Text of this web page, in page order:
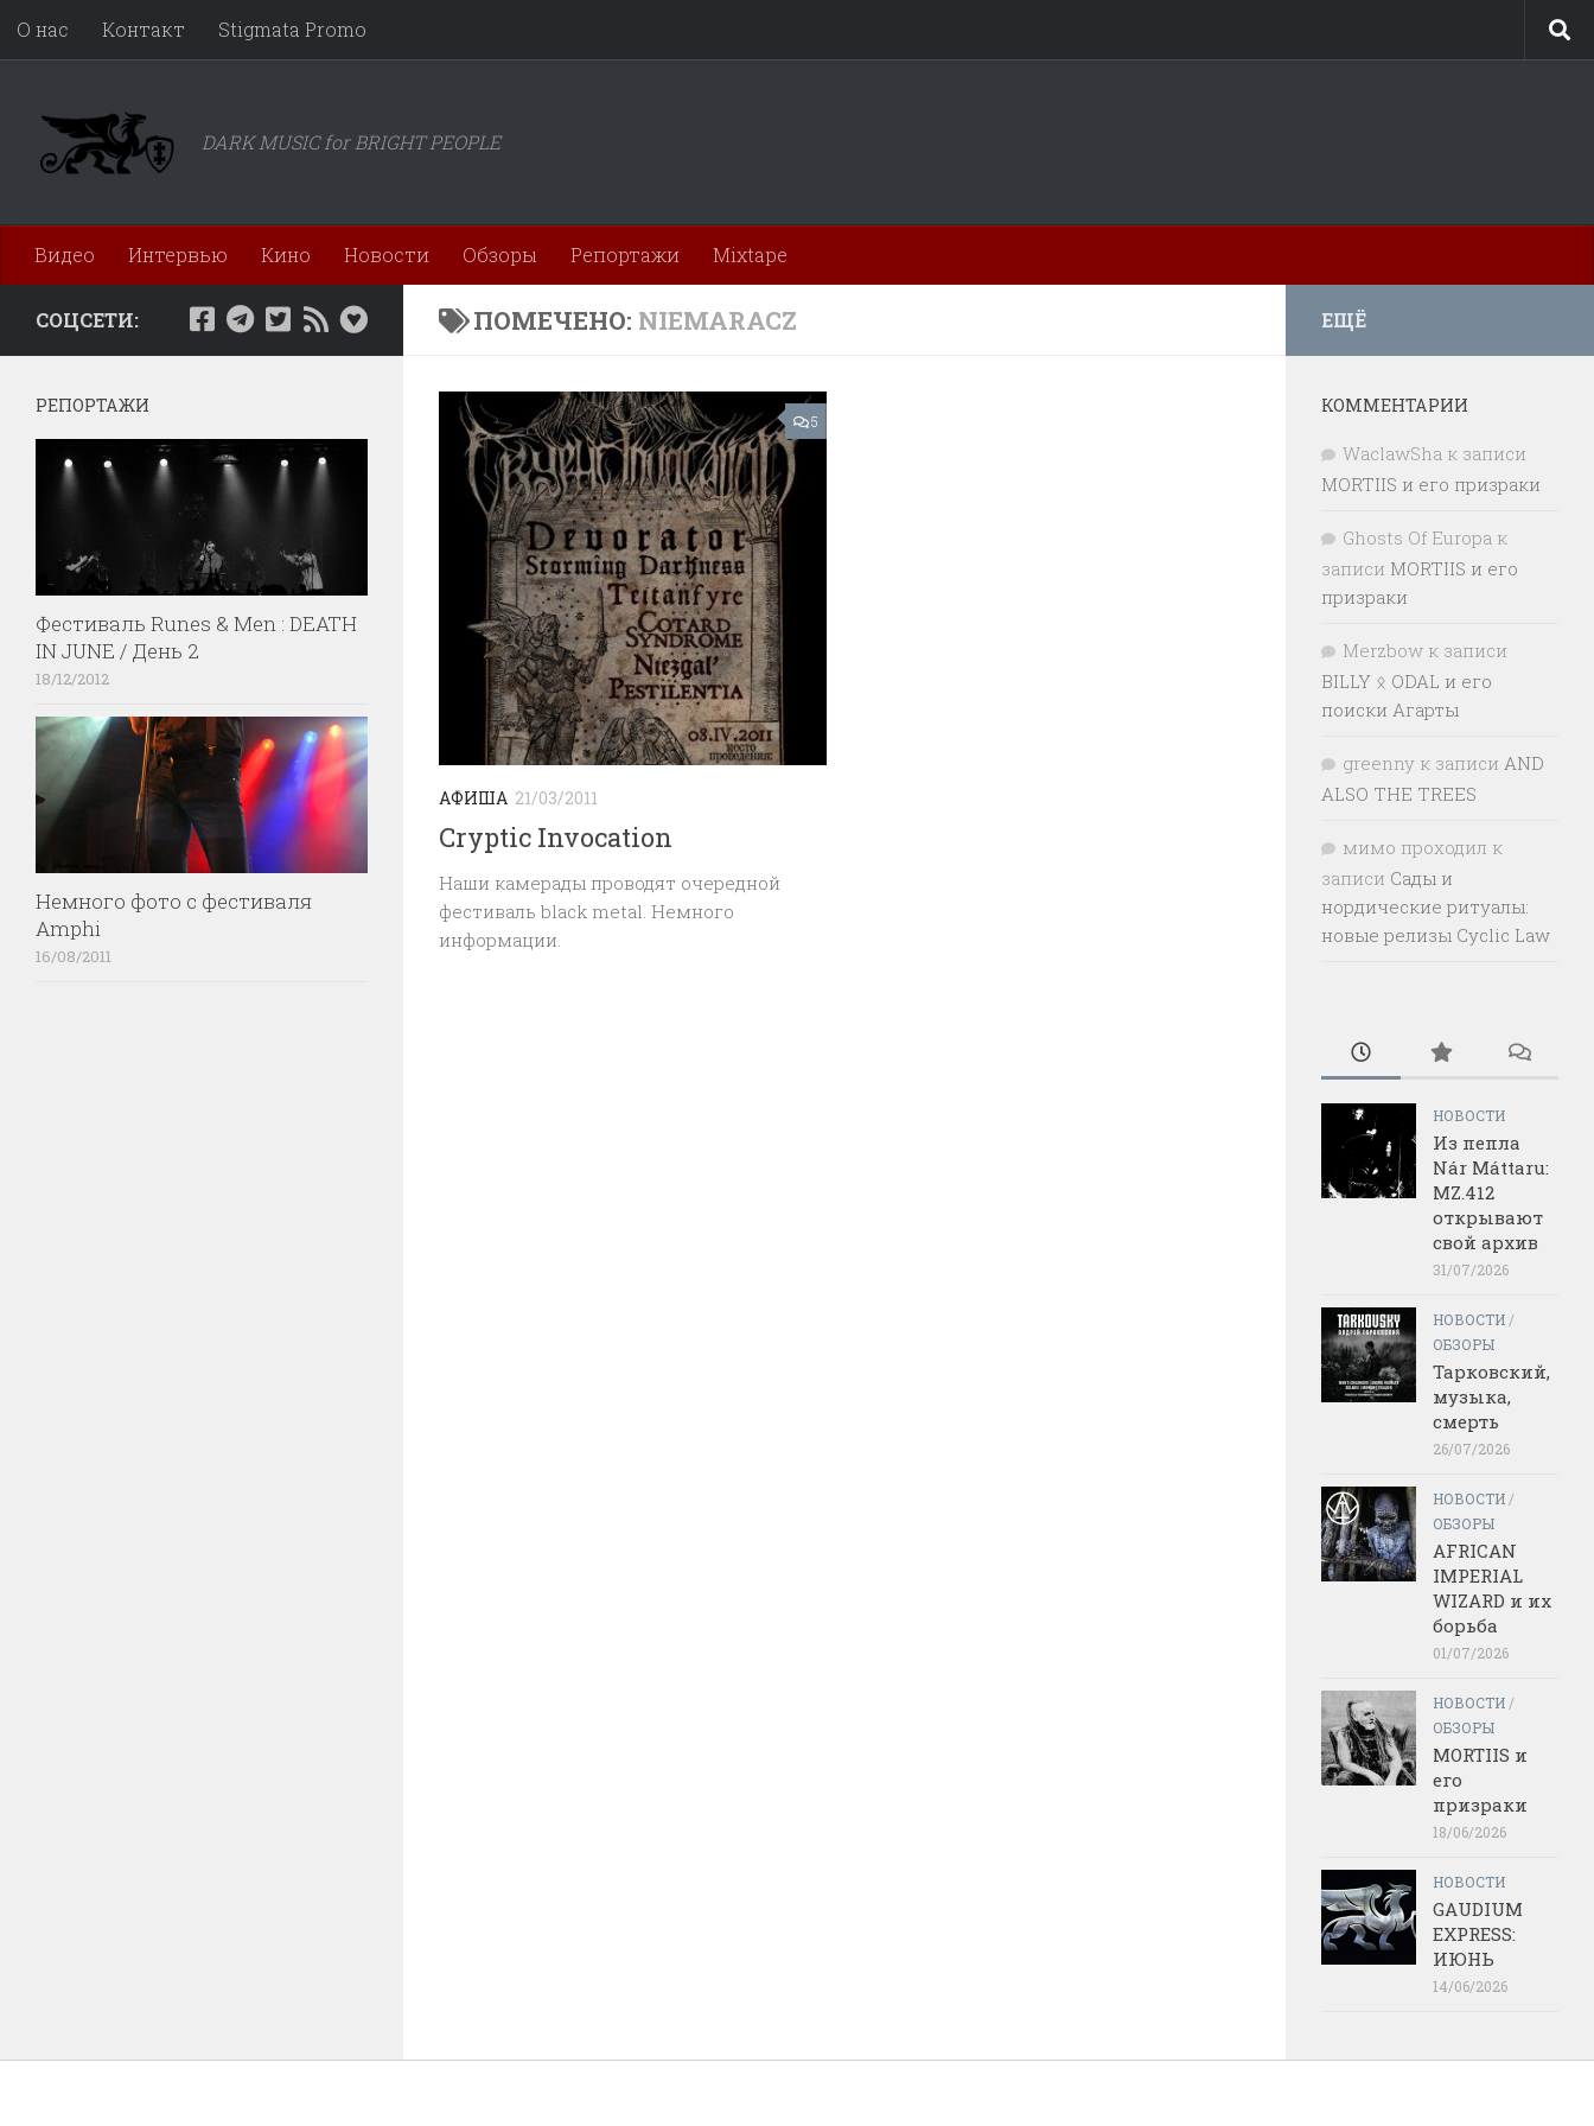
Перейти к содержимому
О нас Контакт Stigmata Promo
DARK MUSIC for BRIGHT PEOPLE
Видео Интервью Кино Новости Обзоры Репортажи Mixtape
ПОМЕЧЕНО: NIEMARACZ
5
АФИША 21/03/2011
Cryptic Invocation
Наши камерады проводят очередной
фестиваль black metal. Немного
информации.
СОЦСЕТИ:
РЕПОРТАЖИ
Фестиваль Runes & Men : DEATH
IN JUNE / День 2
18/12/2012
Немного фото с фестиваля
Amphi
16/08/2011
ЕЩЁ
КОММЕНТАРИИ
WaclawSha к записи
MORTIIS и его призраки
Ghosts Of Europa к
записи MORTIIS и его
призраки
Merzbow к записи
BILLY ᛟ ODAL и его
поиски Агарты
greenny к записи AND
ALSO THE TREES
мимо проходил к
записи Сады и
нордические ритуалы:
новые релизы Cyclic Law
НОВОСТИ
Из пепла
Nár Máttaru:
MZ.412
открывают
свой архив
31/07/2026
НОВОСТИ /
ОБЗОРЫ
Тарковский,
музыка,
смерть
26/07/2026
НОВОСТИ /
ОБЗОРЫ
AFRICAN
IMPERIAL
WIZARD и их
борьба
01/07/2026
НОВОСТИ /
ОБЗОРЫ
MORTIIS и
его
призраки
18/06/2026
НОВОСТИ
GAUDIUM
EXPRESS:
ИЮНЬ
14/06/2026